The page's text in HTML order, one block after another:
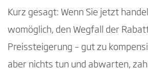
Kurz gesagt: Wenn Sie jetzt
womöglich, den Wegfall der
Preissteigerung – gut zu
aber nichts tun und abwarten,